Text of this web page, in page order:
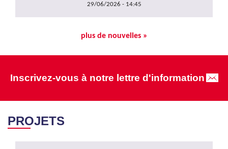
29/06/2026 - 14:45
plus de nouvelles »
Inscrivez-vous à notre lettre d'information
PROJETS